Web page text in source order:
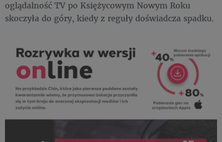
oglądalność TV po Księżycowym Nowym Roku
skoczyła do góry, kiedy z reguły doświadcza spadku.